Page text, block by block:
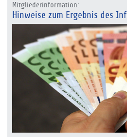
Mitgliederinformation:
Hinweise zum Ergebnis des